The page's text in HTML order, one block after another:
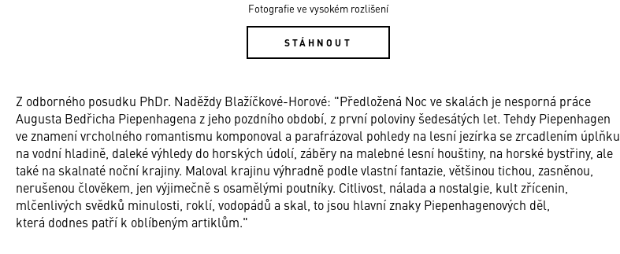
Fotografie ve vysokém rozlišení
STÁHNOUT
Z odborného posudku PhDr. Naděždy Blažíčkové-Horové: "Předložená Noc ve skalách je nesporná práce
Augusta Bedřicha Piepenhagena z jeho pozdního období, z první poloviny šedesátých let. Tehdy Piepenhagen
ve znamení vrcholného romantismu komponoval a parafrázoval pohledy na lesní jezírka se zrcadlením úplňku
na vodní hladině, daleké výhledy do horských údolí, záběry na malebné lesní houštiny, na horské bystřiny, ale
také na skalnaté noční krajiny. Maloval krajinu výhradně podle vlastní fantazie, většinou tichou, zasněnou,
nerušenou člověkem, jen výjimečně s osamělými poutníky. Citlivost, nálada a nostalgie, kult zřícenin,
mlčenlivých svědků minulosti, roklí, vodopádů a skal, to jsou hlavní znaky Piepenhagenových děl,
která dodnes patří k oblíbeným artiklům."